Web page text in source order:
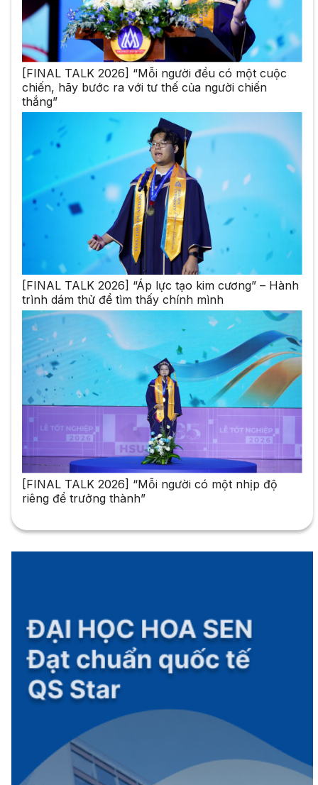
[FINAL TALK 2026] “Mỗi người đều có một cuộc
chiến, hãy bước ra với tư thế của người chiến
thắng”
[FINAL TALK 2026] “Áp lực tạo kim cương” – Hành
trình dám thử để tìm thấy chính mình
[FINAL TALK 2026] “Mỗi người có một nhịp độ
riêng để trưởng thành”